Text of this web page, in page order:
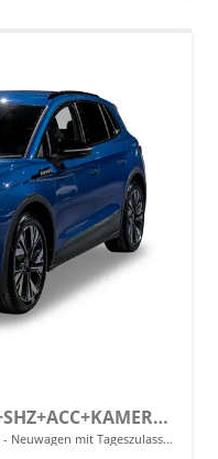
Sportline 60 4J GAR.+NAVI+SHZ+ACC+KAMERA+20" ALU
Neuwagen mit Tageszulassung